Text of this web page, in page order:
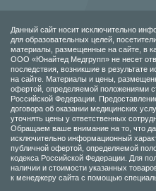
Данный сайт носит исключительно
для образовательных целей,
материалы, размещенные на сайте, в
ООО «Юнайтед Медгрупп» не несет
последствия, возникшие в
на сайте. Материалы и цены,
офертой, определяемой положениями
Российской Федерации.
договора об оказании медицинских
уточнять цены у ответственных
Обращаем ваше внимание на то, что
исключительно информационный
публичной офертой, определяемой
кодекса Российской Федерации. Для
наличии и стоимости указанных
к менеджеру сайта с помощью